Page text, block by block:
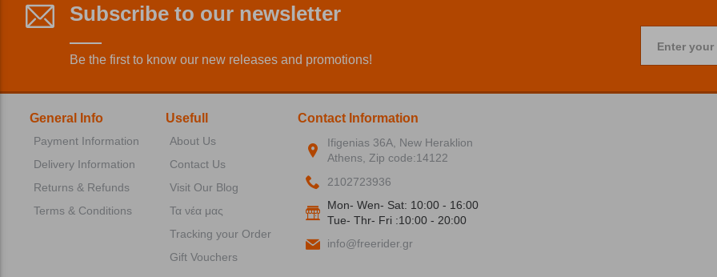
Subscribe to our newsletter
Be the first to know our new releases and promotions!
Enter your
General Info
Payment Information
Delivery Information
Returns & Refunds
Terms & Conditions
Usefull
About Us
Contact Us
Visit Our Blog
Τα νέα μας
Tracking your Order
Gift Vouchers
Contact Information
Ifigenias 36Α, New Heraklion
Athens, Zip code:14122
2102723936
Mon- Wen- Sat: 10:00 - 16:00
Tue- Thr- Fri :10:00 - 20:00
info@freerider.gr